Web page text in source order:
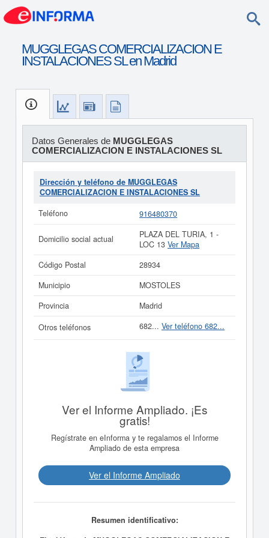
MUGGLEGAS COMERCIALIZACION E
INSTALACIONES SL en Madrid
Datos Generales de MUGGLEGAS
COMERCIALIZACION E INSTALACIONES SL
Dirección y teléfono de MUGGLEGAS
COMERCIALIZACION E INSTALACIONES SL
Teléfono
916480370
Domicilio social actual
PLAZA DEL TURIA, 1 -
LOC 13 Ver Mapa
Código Postal
28934
Municipio
MOSTOLES
Provincia
Madrid
Otros teléfonos
682... Ver teléfono 682...
Ver el Informe Ampliado. ¡Es
gratis!
Regístrate en eInforma y te regalamos el Informe
Ampliado de esta empresa
Ver el Informe Ampliado
Resumen identificativo: